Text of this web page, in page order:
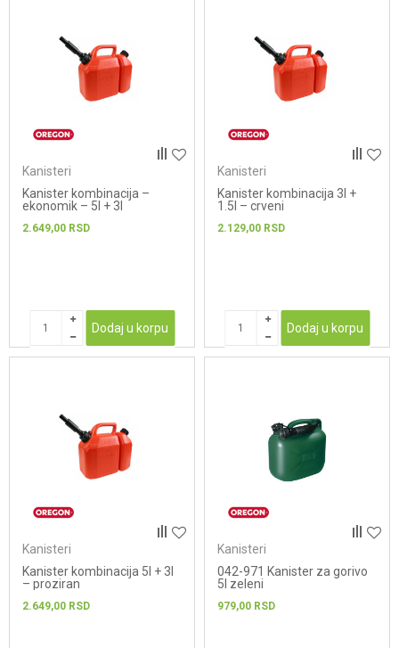
Kanisteri
Kanister kombinacija –
ekonomik – 5l + 3l
2.649,00 RSD
Dodaj u korpu
Kanisteri
Kanister kombinacija 3l +
1.5l – crveni
2.129,00 RSD
Dodaj u korpu
Kanisteri
Kanister kombinacija 5l + 3l
– proziran
2.649,00 RSD
Kanisteri
042-971 Kanister za gorivo
5l zeleni
979,00 RSD